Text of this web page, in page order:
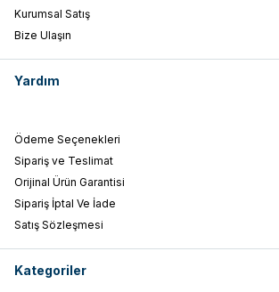
Kurumsal Satış
Bize Ulaşın
Yardım
Ödeme Seçenekleri
Sipariş ve Teslimat
Orijinal Ürün Garantisi
Sipariş İptal Ve İade
Satış Sözleşmesi
Kategoriler